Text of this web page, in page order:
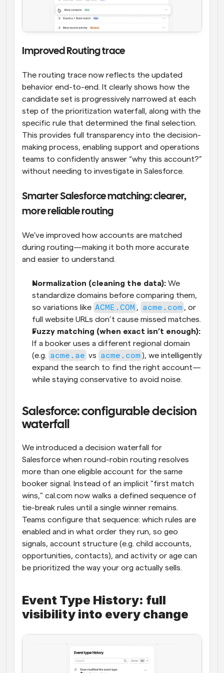
Improved Routing trace
The routing trace now reflects the updated
behavior end-to-end. It clearly shows how the
candidate set is progressively narrowed at each
step of the prioritization waterfall, along with the
specific rule that determined the final selection.
This provides full transparency into the decision-
making process, enabling support and operations
teams to confidently answer “why this account?”
without needing to investigate in Salesforce.
Smarter Salesforce matching: clearer,
more reliable routing
We’ve improved how accounts are matched
during routing—making it both more accurate
and easier to understand.
Normalization (cleaning the data): We
standardize domains before comparing them,
so variations like ACME.COM , acme.com , or
full website URLs don’t cause missed matches.
If a booker uses a different regional domain
(e.g. acme.ae vs acme.com ), we intelligently
expand the search to find the right account—
while staying conservative to avoid noise.
Salesforce: configurable decision
waterfall
We introduced a decision waterfall for
Salesforce when round-robin routing resolves
more than one eligible account for the same
booker signal. Instead of an implicit "first match
wins," cal.com now walks a defined sequence of
tie-break rules until a single winner remains.
Teams configure that sequence: which rules are
enabled and in what order they run, so geo
signals, account structure (e.g. child accounts,
opportunities, contacts), and activity or age can
be prioritized the way your org actually sells.
Event Type History: full
visibility into every change